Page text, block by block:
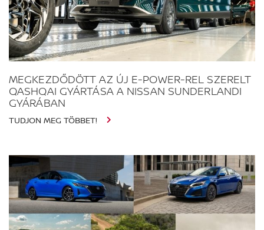
MEGKEZDŐDÖTT AZ ÚJ E-POWER-REL SZERELT
QASHQAI GYÁRTÁSA A NISSAN SUNDERLANDI
GYÁRÁBAN
TUDJON MEG TÖBBET!